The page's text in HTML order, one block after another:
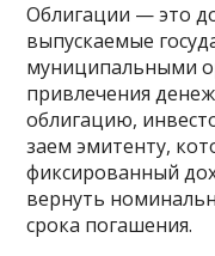
Облигации — это
выпускаемые
муниципальными
привлечения
облигацию,
заем эмитенту,
фиксированный
вернуть
срока погашения.